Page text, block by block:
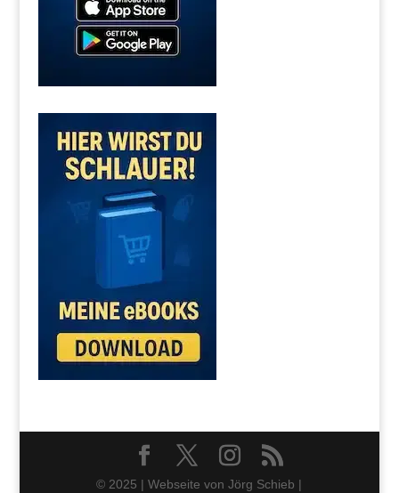
© 2025 | Webseite von Jörg Schieb |